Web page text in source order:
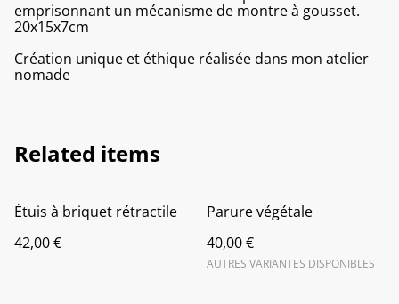
emprisonnant un mécanisme de montre à gousset.
20x15x7cm
Création unique et éthique réalisée dans mon atelier
nomade
Related items
Étuis à briquet rétractile
42,00 €
Parure végétale
40,00 €
AUTRES VARIANTES DISPONIBLES